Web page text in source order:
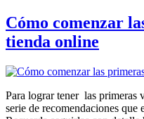
Cómo comenzar
tienda online
Para lograr tener las primeras
serie de recomendaciones